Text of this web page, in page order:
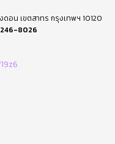
อน เขตสาทร กรุงเทพฯ 10120
8026